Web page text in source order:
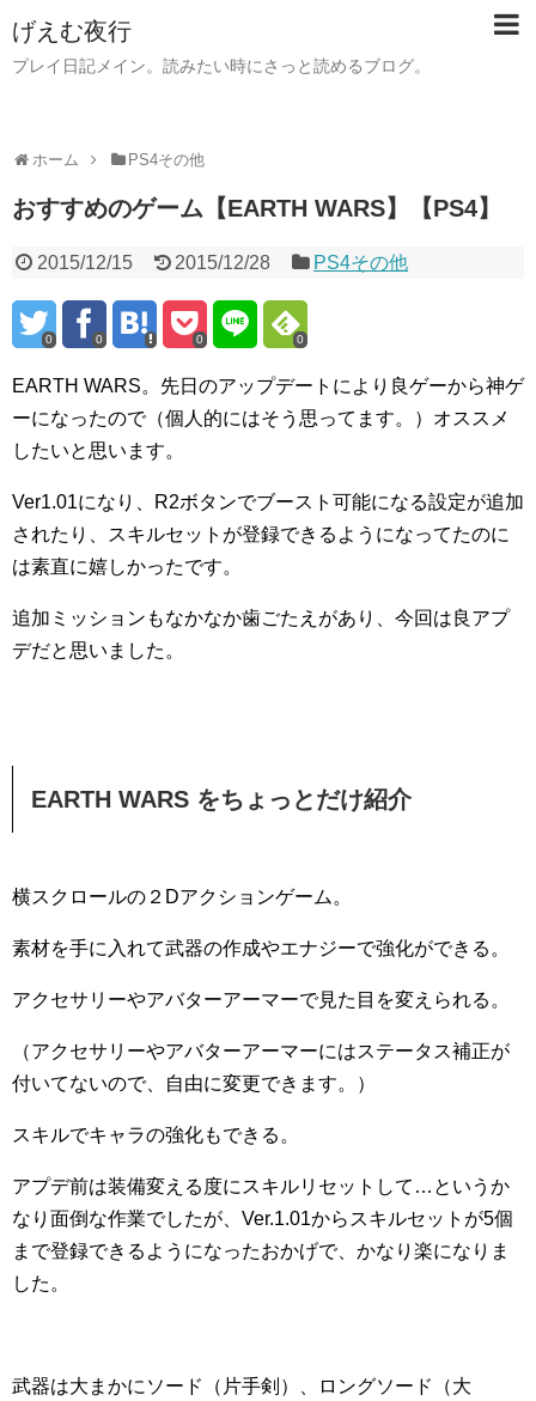
げえむ夜行
プレイ日記メイン。読みたい時にさっと読めるブログ。
ホーム PS4その他
おすすめのゲーム【EARTH WARS】【PS4】
2015/12/15 2015/12/28 PS4その他
0 0 0 0
EARTH WARS。先日のアップデートにより良ゲーから神ゲ
ーになったので（個人的にはそう思ってます。）オススメ
したいと思います。
Ver1.01になり、R2ボタンでブースト可能になる設定が追加
されたり、スキルセットが登録できるようになってたのに
は素直に嬉しかったです。
追加ミッションもなかなか歯ごたえがあり、今回は良アプ
デだと思いました。
EARTH WARS をちょっとだけ紹介
横スクロールの２Dアクションゲーム。
素材を手に入れて武器の作成やエナジーで強化ができる。
アクセサリーやアバターアーマーで見た目を変えられる。
（アクセサリーやアバターアーマーにはステータス補正が
付いてないので、自由に変更できます。）
スキルでキャラの強化もできる。
アプデ前は装備変える度にスキルリセットして…というか
なり面倒な作業でしたが、Ver.1.01からスキルセットが5個
まで登録できるようになったおかげで、かなり楽になりま
した。
武器は大まかにソード（片手剣）、ロングソード（大